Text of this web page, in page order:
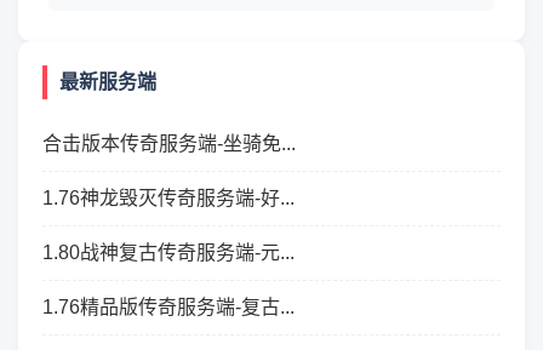
最新服务端
合击版本传奇服务端-坐骑免...
1.76神龙毁灭传奇服务端-好...
1.80战神复古传奇服务端-元...
1.76精品版传奇服务端-复古...